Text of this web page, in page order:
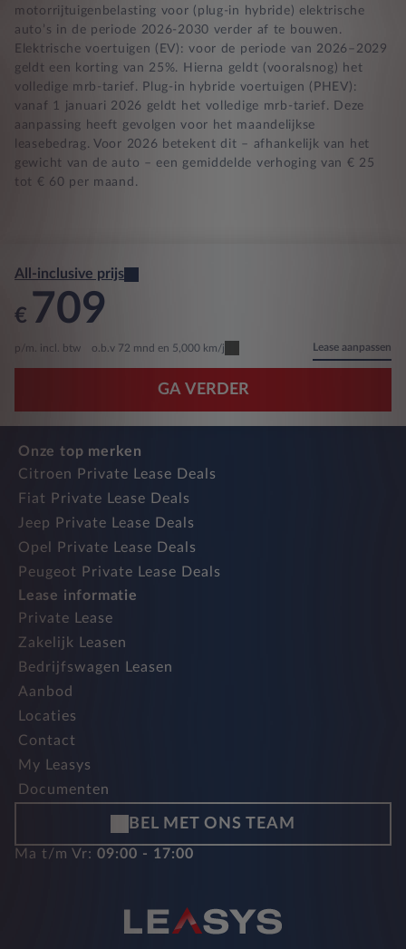
motorrijtuigenbelasting voor (plug-in hybride) elektrische
auto’s in de periode 2026-2030 verder af te bouwen.
Elektrische voertuigen (EV): voor de periode van 2026–2029
geldt een korting van 25%. Hierna geldt (vooralsnog) het
volledige mrb-tarief. Plug-in hybride voertuigen (PHEV):
vanaf 1 januari 2026 geldt het volledige mrb-tarief. Deze
aanpassing heeft gevolgen voor het maandelijkse
leasebedrag. Voor 2026 betekent dit – afhankelijk van het
gewicht van de auto – een gemiddelde verhoging van € 25
tot € 60 per maand.
All-inclusive prijs
€ 709
p/m. incl. btw o.b.v 72 mnd en 5,000 km/j Lease aanpassen
GA VERDER
Onze top merken
Citroen Private Lease Deals
Fiat Private Lease Deals
Jeep Private Lease Deals
Opel Private Lease Deals
Peugeot Private Lease Deals
Lease informatie
Private Lease
Zakelijk Leasen
Bedrijfswagen Leasen
Aanbod
Locaties
Contact
My Leasys
Documenten
BEL MET ONS TEAM
Ma t/m Vr: 09:00 - 17:00